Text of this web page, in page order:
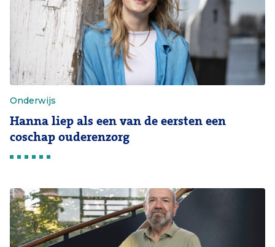
Onderwijs
Hanna liep als een van de eersten een
coschap ouderenzorg